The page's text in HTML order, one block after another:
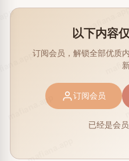
以下内容
订阅会员，解锁全部优质
订阅会员
已经是会
mafiana.app